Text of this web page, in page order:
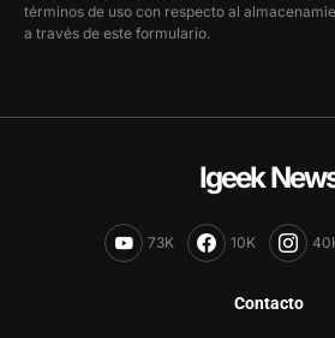
términos de uso con respecto al
a través de este formulario.
Igeek
73K 10K
Contacto